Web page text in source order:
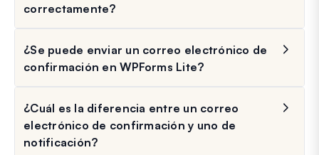
correctamente?
¿Se puede enviar un correo electrónico de
confirmación en WPForms Lite?
¿Cuál es la diferencia entre un correo
electrónico de confirmación y uno de
notificación?